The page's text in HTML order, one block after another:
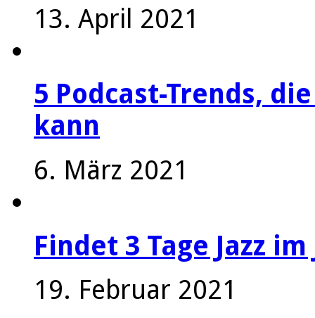
13. April 2021
5 Podcast-Trends,
kann
6. März 2021
Findet 3 Tage Jazz
19. Februar 2021